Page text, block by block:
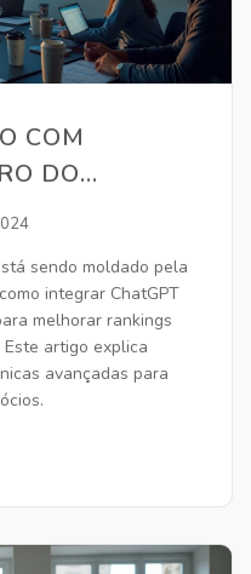
COM
DO
sendo moldado pela
integrar ChatGPT
melhorar rankings
artigo explica
avançadas para